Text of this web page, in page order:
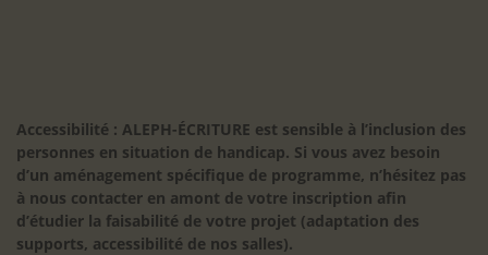
Accessibilité : ALEPH-ÉCRITURE est sensible à l’inclusion des
personnes en situation de handicap. Si vous avez besoin
d’un aménagement spécifique de programme, n’hésitez pas
à nous contacter en amont de votre inscription afin
d’étudier la faisabilité de votre projet (adaptation des
supports, accessibilité de nos salles).